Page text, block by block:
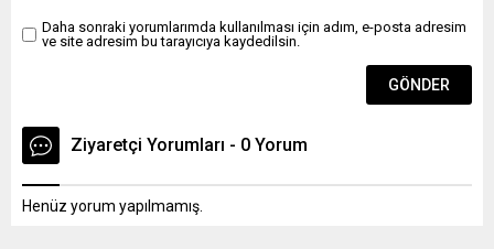
Daha sonraki yorumlarımda kullanılması için adım, e-posta adresim
ve site adresim bu tarayıcıya kaydedilsin.
Ziyaretçi Yorumları - 0 Yorum
Henüz yorum yapılmamış.